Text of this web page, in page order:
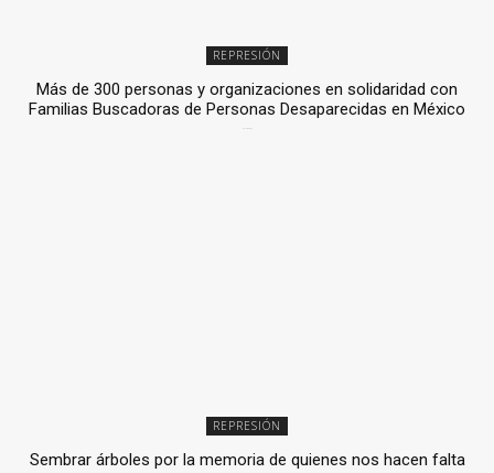
REPRESIÓN
Más de 300 personas y organizaciones en solidaridad con
Familias Buscadoras de Personas Desaparecidas en México
REPRESIÓN
Sembrar árboles por la memoria de quienes nos hacen falta